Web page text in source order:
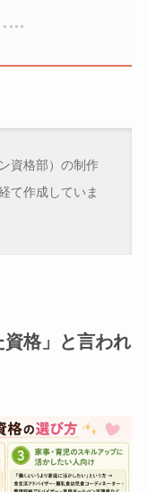
資格部）の制作
て作成していま
格」と言われ